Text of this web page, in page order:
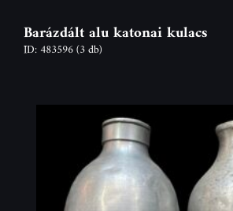
Barázdált alu katonai kulacs
ID: 483596(3 db)